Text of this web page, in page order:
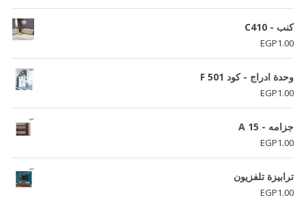
كنب - C410
EGP1.00
وحدة ادراج - كود F 501
EGP1.00
جزامه - A 15
EGP1.00
ترابيزة تلفزيون
EGP1.00